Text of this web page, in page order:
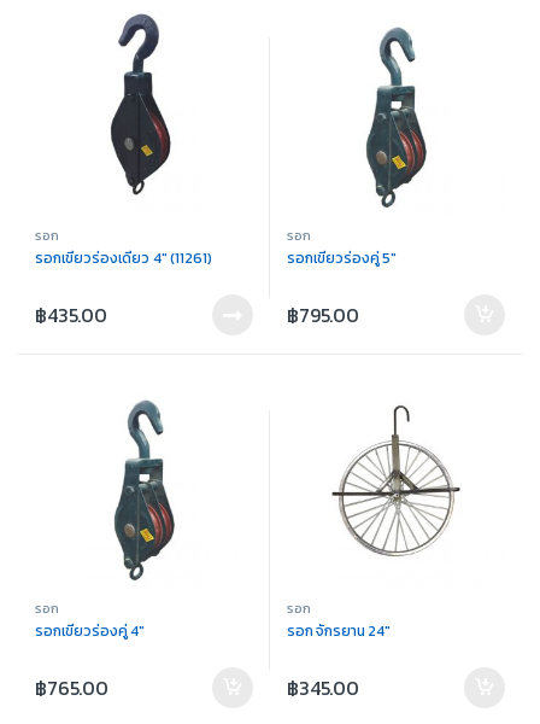
รอก
รอกเขียวร่องเดี่ยว 4″ (11261)
฿435.00
รอก
รอกเขียวร่องคู่ 5″
฿795.00
รอก
รอกเขียวร่องคู่ 4″
฿765.00
รอก
รอก จักรยาน 24″
฿345.00